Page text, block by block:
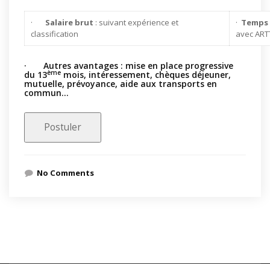
· Salaire brut : suivant expérience et
classification
·
avec
· Autres avantages : mise en place progressive
du 13ème mois, intéressement, chèques déjeuner,
mutuelle, prévoyance, aide aux transports en
commun…
No Comments